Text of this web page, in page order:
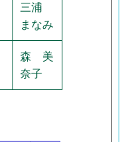
三浦
まなみ
森 美
奈子